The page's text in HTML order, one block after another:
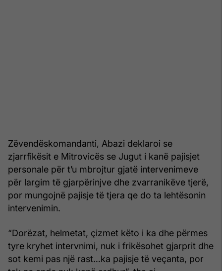
Zëvendëskomandanti, Abazi deklaroi se
zjarrfikësit e Mitrovicës se Jugut i kanë pajisjet
personale për t’u mbrojtur gjatë intervenimeve
për largim të gjarpërinjve dhe zvarranikëve tjerë,
por mungojnë pajisje të tjera qe do ta lehtësonin
intervenimin.
“Dorëzat, helmetat, çizmet këto i ka dhe përmes
tyre kryhet intervnimi, nuk i frikësohet gjarprit dhe
sot kemi pas një rast…ka pajisje të veçanta, por